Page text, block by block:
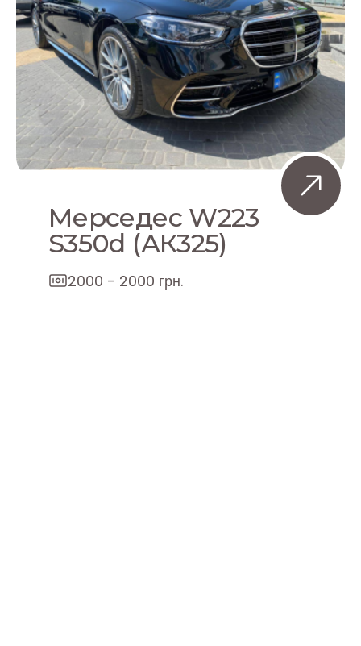
Мерседес W223
S350d (АК325)
2000 - 2000 грн.